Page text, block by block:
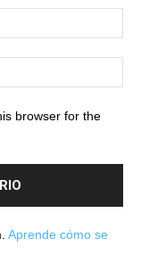
browser for the
Aprende cómo se